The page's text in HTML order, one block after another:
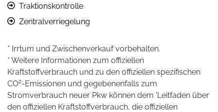
Traktionskontrolle
Zentralverriegelung
* Irrtum und Zwischenverkauf vorbehalten.
* Weitere Informationen zum offiziellen
Kraftstoffverbrauch und zu den offiziellen spezifischen
CO2-Emissionen und gegebenenfalls zum
Stromverbrauch neuer Pkw können dem 'Leitfaden über
den offiziellen Kraftstoffverbrauch, die offiziellen